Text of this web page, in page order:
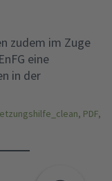
zudem im Zuge
eine
in der
PDF,